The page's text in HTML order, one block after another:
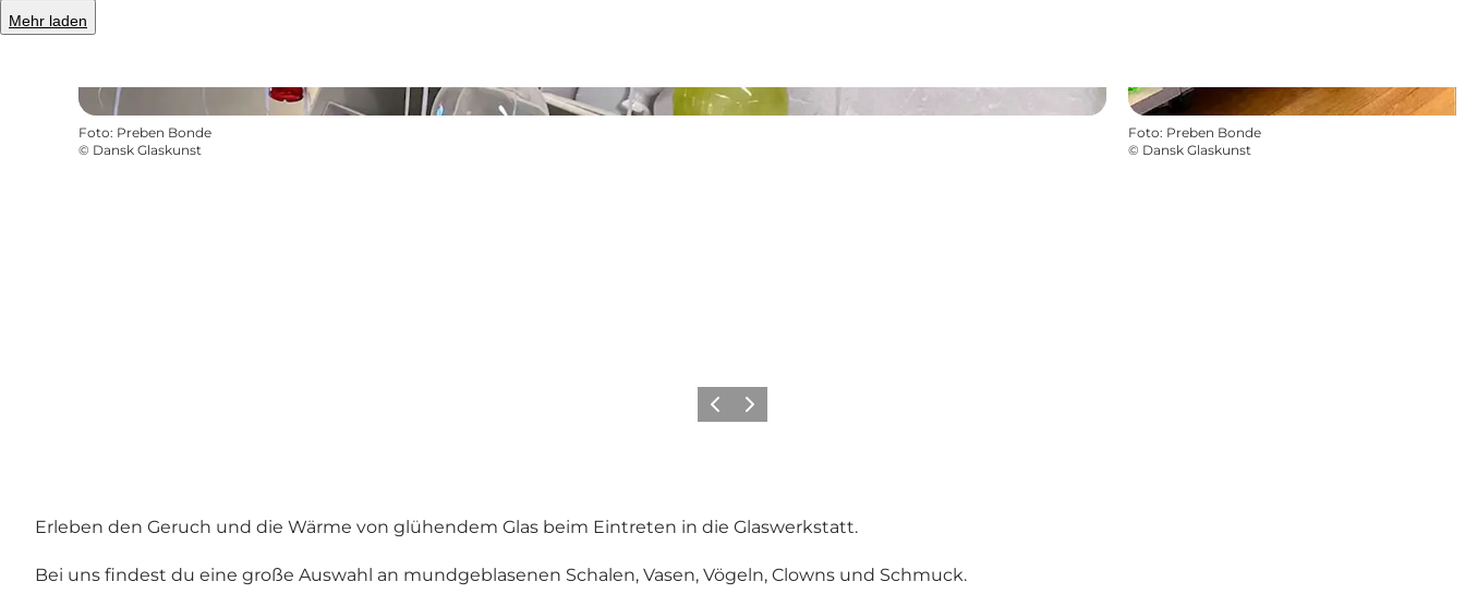
Mehr laden
Foto: Preben Bonde
© Dansk Glaskunst
Foto: Preben Bonde
© Dansk Glaskunst
ZurückWeiter
Erleben den Geruch und die Wärme von glühendem Glas beim Eintreten in die Glaswerkstatt.
Bei uns findest du eine große Auswahl an mundgeblasenen Schalen, Vasen, Vögeln, Clowns und Schmuck.